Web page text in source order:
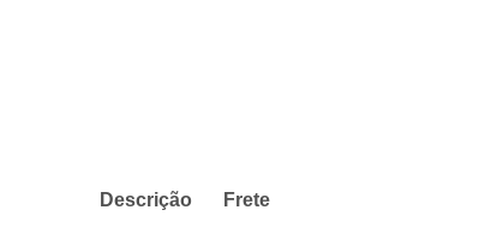
Descrição Frete